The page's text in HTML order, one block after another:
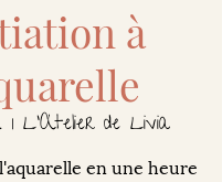
à
  |
L'Atelier de Livia
en une heure